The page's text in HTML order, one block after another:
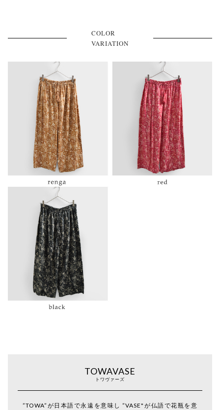
COLOR
VARIATION
TOWAVASE
トワヴァーズ
”TOWA”が日本語で永遠を意味し ”VASE"が仏語で花瓶を意